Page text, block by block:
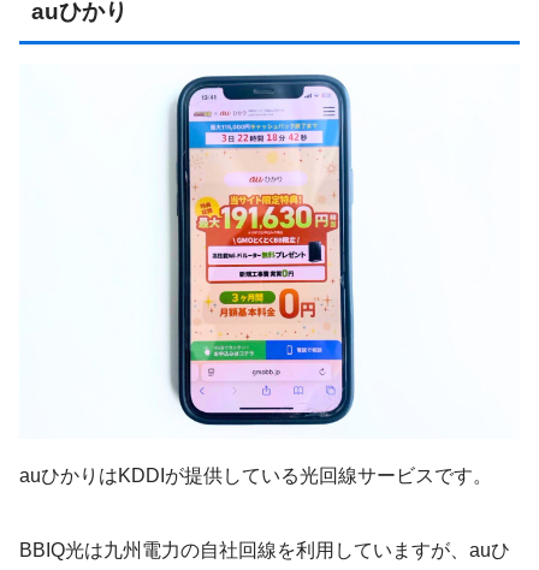
auひかり
auひかりはKDDIが提供している光回線サービスです。
BBIQ光は九州電力の自社回線を利用していますが、auひ